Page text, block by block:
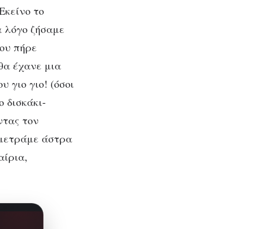
το
λόγο ζήσαμε
πήρε
έχανε μια
γιο γιο! (όσοι
δισκάκι-
τον
άστρα